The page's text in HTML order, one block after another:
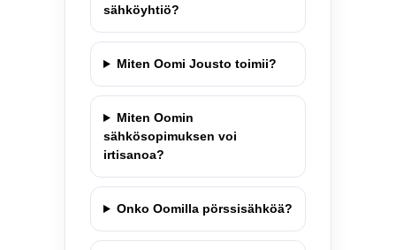
sähköyhtiö?
Miten Oomi Jousto toimii?
Miten Oomin
sähkösopimuksen voi
irtisanoa?
Onko Oomilla pörssisähköä?